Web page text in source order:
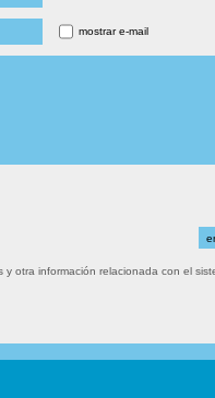
mostrar e-mail
otra información relacionada con el